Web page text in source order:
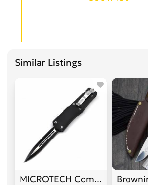
Similar Listings
MICROTECH Combat Troodon